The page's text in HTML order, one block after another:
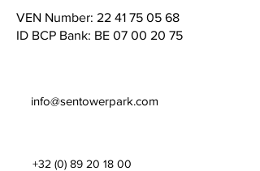
VEN Number: 22 41 75 05 68
ID BCP Bank: BE 07 00 20 75
info@sentowerpark.com
+32 (0) 89 20 18 00